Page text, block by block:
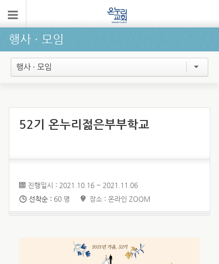
행사 ∙ 모임
행사 · 모임
52기 온누리젊은부부학교
진행일시 : 2021.10.16 ~ 2021.11.06
선착순 : 60 명 장소 : 온라인 ZOOM